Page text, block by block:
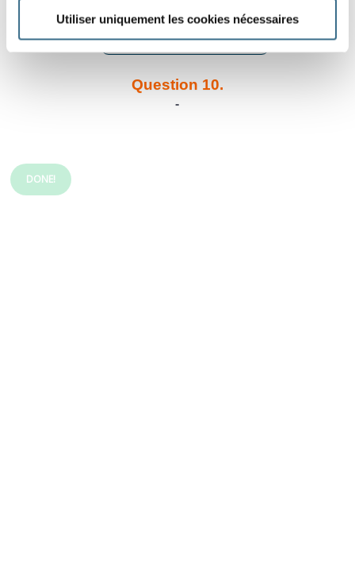
Utiliser uniquement les cookies nécessaires
manger - Indicatif Passé composé
ils
Question 10.
-
DONE!